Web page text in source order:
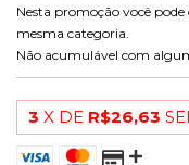
Nesta promoção você
mesma categoria.
Não acumulável com
3 X DE R$26,63